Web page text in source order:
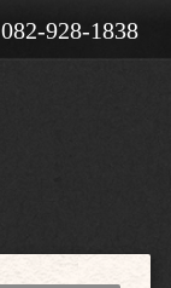
082-928-1838